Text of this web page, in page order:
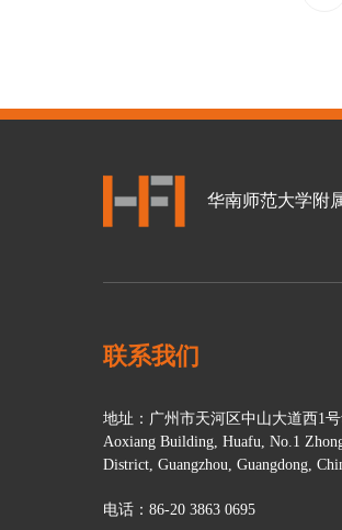
华南师范大学附
联系我们
地址：广州市天河区中山大道西1
Aoxiang Building, Huafu, No.1
District, Guangzhou, Guangdong,
电话：86-20 3863 0695